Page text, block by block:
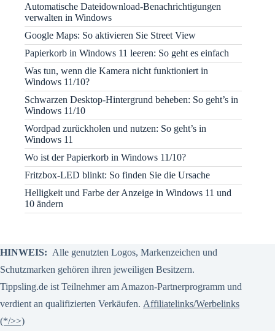
Automatische Dateidownload-Benachrichtigungen
verwalten in Windows
Google Maps: So aktivieren Sie Street View
Papierkorb in Windows 11 leeren: So geht es einfach
Was tun, wenn die Kamera nicht funktioniert in
Windows 11/10?
Schwarzen Desktop-Hintergrund beheben: So geht’s in
Windows 11/10
Wordpad zurückholen und nutzen: So geht’s in
Windows 11
Wo ist der Papierkorb in Windows 11/10?
Fritzbox-LED blinkt: So finden Sie die Ursache
Helligkeit und Farbe der Anzeige in Windows 11 und
10 ändern
HINWEIS: Alle genutzten Logos, Markenzeichen und
Schutzmarken gehören ihren jeweiligen Besitzern.
Tippsling.de ist Teilnehmer am Amazon-Partnerprogramm und
verdient an qualifizierten Verkäufen. Affiliatelinks/Werbelinks
(*/>>)